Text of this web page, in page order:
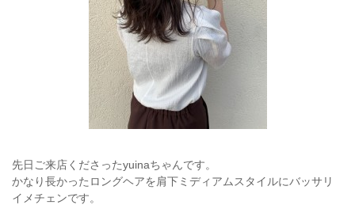
先日ご来店くださったyuinaちゃんです。
かなり長かったロングヘアを肩下ミディアムスタイルにバッサリ
イメチェンです。